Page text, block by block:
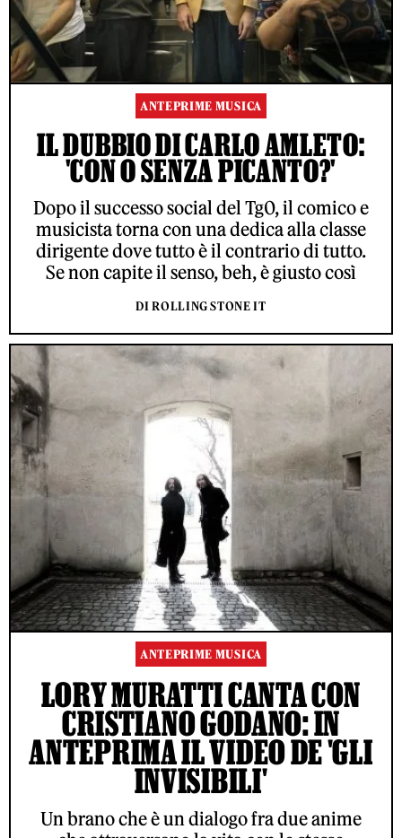
ANTEPRIME MUSICA
IL DUBBIO DI CARLO AMLETO:
'CON O SENZA PICANTO?'
Dopo il successo social del Tg0, il comico e
musicista torna con una dedica alla classe
dirigente dove tutto è il contrario di tutto.
Se non capite il senso, beh, è giusto così
DI ROLLING STONE IT
ANTEPRIME MUSICA
LORY MURATTI CANTA CON
CRISTIANO GODANO: IN
ANTEPRIMA IL VIDEO DE 'GLI
INVISIBILI'
Un brano che è un dialogo fra due anime